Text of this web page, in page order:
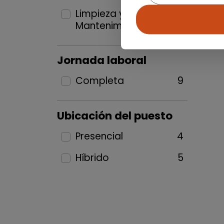
Limpieza y
Mantenimiento
Jornada laboral
Completa 9
Ubicación del puesto
Presencial
4
Híbrido
5